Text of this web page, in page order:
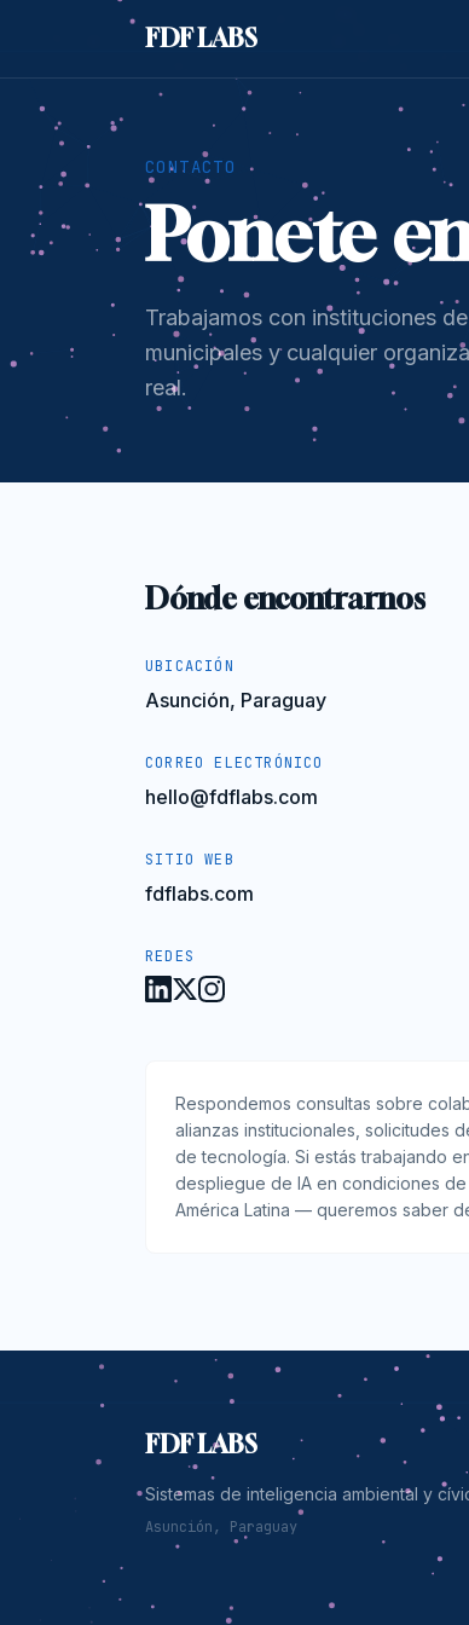
FDF LABS
CONTACTO
Ponete
Trabajamos con instituciones
municipales y cualquier
real.
Dónde encontrarnos
UBICACIÓN
Asunción, Paraguay
CORREO ELECTRÓNICO
hello@fdflabs.com
SITIO WEB
fdflabs.com
REDES
Respondemos consultas sobre
alianzas institucionales, solicitudes
de tecnología. Si estás trabajando
despliegue de IA en condiciones
América Latina — queremos saber
FDF LABS
Sistemas de inteligencia ambiental y
Asunción, Paraguay